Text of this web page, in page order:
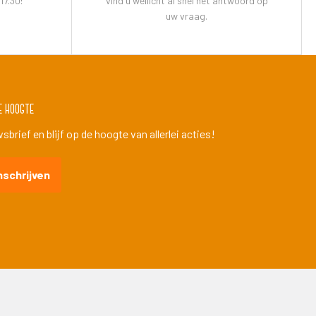
uw vraag.
hoogte
en blijf op de hoogte van allerlei acties!